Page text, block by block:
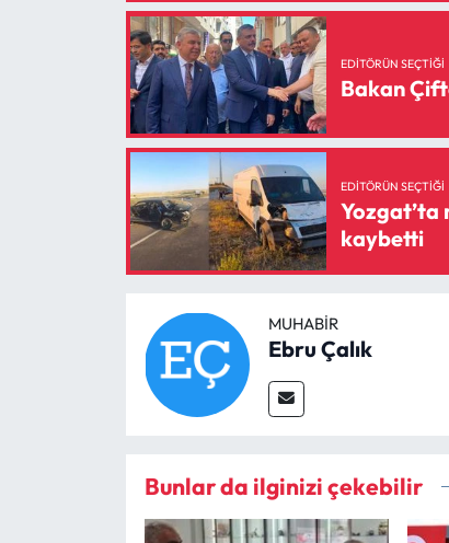
EDITÖRÜN SEÇTIĞI
Bakan
EDITÖRÜN SEÇTIĞI
Yozgat’ta
kaybetti
MUHABIR
Ebru Çalık
Bunlar da ilginizi çekebilir